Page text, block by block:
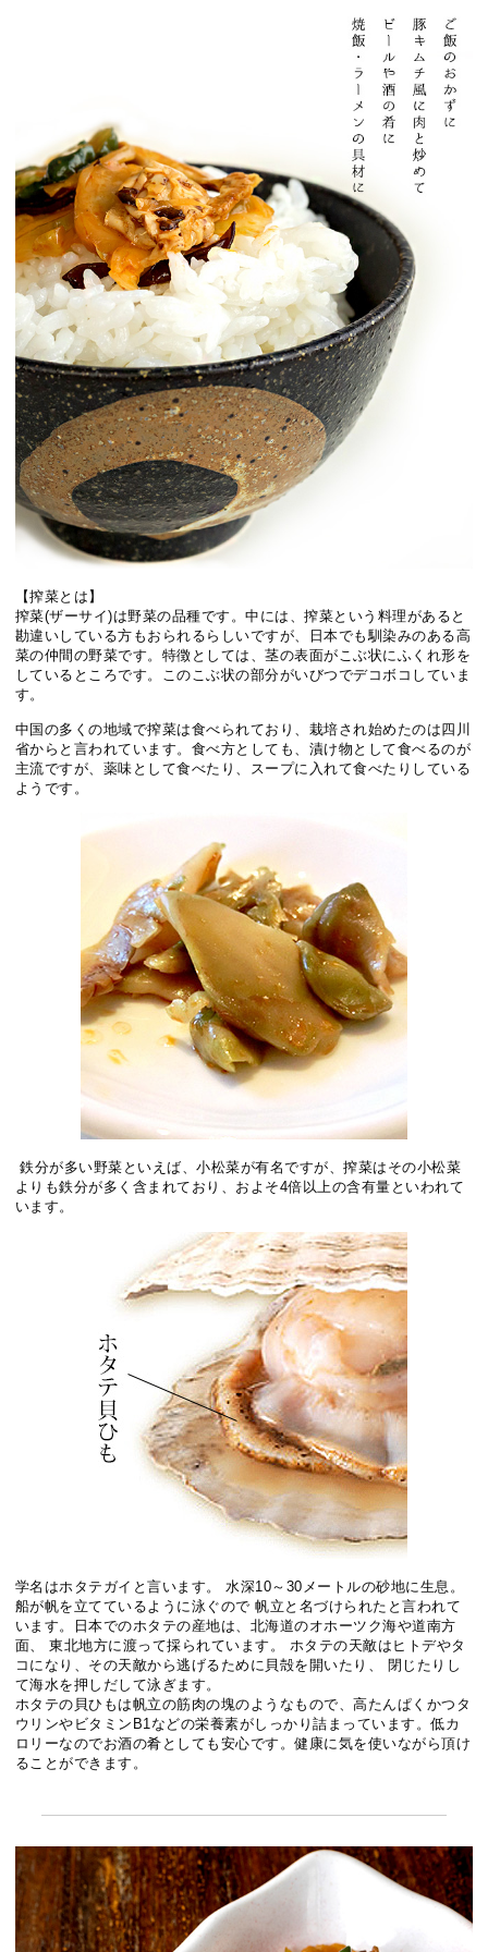
【搾菜とは】
搾菜(ザーサイ)は野菜の品種です。中には、搾菜という料理があると
勘違いしている方もおられるらしいですが、日本でも馴染みのある高
菜の仲間の野菜です。特徴としては、茎の表面がこぶ状にふくれ形を
しているところです。このこぶ状の部分がいびつでデコボコしていま
す。
中国の多くの地域で搾菜は食べられており、栽培され始めたのは四川
省からと言われています。食べ方としても、漬け物として食べるのが
主流ですが、薬味として食べたり、スープに入れて食べたりしている
ようです。
鉄分が多い野菜といえば、小松菜が有名ですが、搾菜はその小松菜
よりも鉄分が多く含まれており、およそ4倍以上の含有量といわれて
います。
学名はホタテガイと言います。 水深10～30メートルの砂地に生息。
船が帆を立てているように泳ぐので 帆立と名づけられたと言われて
います。日本でのホタテの産地は、北海道のオホーツク海や道南方
面、 東北地方に渡って採られています。 ホタテの天敵はヒトデやタ
コになり、その天敵から逃げるために貝殻を開いたり、 閉じたりし
て海水を押しだして泳ぎます。
ホタテの貝ひもは帆立の筋肉の塊のようなもので、高たんぱくかつタ
ウリンやビタミンB1などの栄養素がしっかり詰まっています。低カ
ロリーなのでお酒の肴としても安心です。健康に気を使いながら頂け
ることができます。